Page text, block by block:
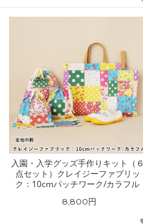
入園・入学グッズ手作りキット（６
点セット）クレイジーファブリッ
ク：10cmパッチワーク/カラフル
8,800円